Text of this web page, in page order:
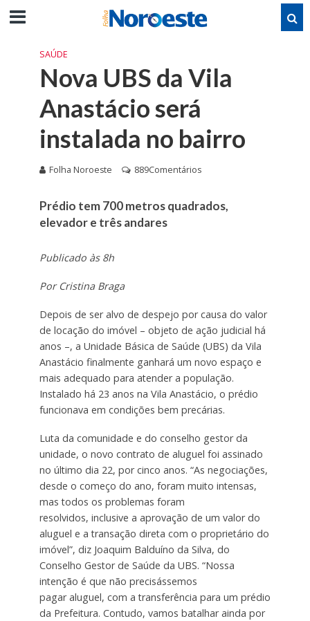
SAÚDE
Nova UBS da Vila
Anastácio será
instalada no bairro
Folha Noroeste 889Comentários
Prédio tem 700 metros quadrados,
elevador e três andares
Publicado às 8h
Por Cristina Braga
Depois de ser alvo de despejo por causa do valor
de locação do imóvel – objeto de ação judicial há
anos –, a Unidade Básica de Saúde (UBS) da Vila
Anastácio finalmente ganhará um novo espaço e
mais adequado para atender a população.
Instalado há 23 anos na Vila Anastácio, o prédio
funcionava em condições bem precárias.
Luta da comunidade e do conselho gestor da
unidade, o novo contrato de aluguel foi assinado
no último dia 22, por cinco anos. “As negociações,
desde o começo do ano, foram muito intensas,
mas todos os problemas foram
resolvidos, inclusive a aprovação de um valor do
aluguel e a transação direta com o proprietário do
imóvel”, diz Joaquim Balduíno da Silva, do
Conselho Gestor de Saúde da UBS. “Nossa
intenção é que não precisássemos
pagar aluguel, com a transferência para um prédio
da Prefeitura. Contudo, vamos batalhar ainda por